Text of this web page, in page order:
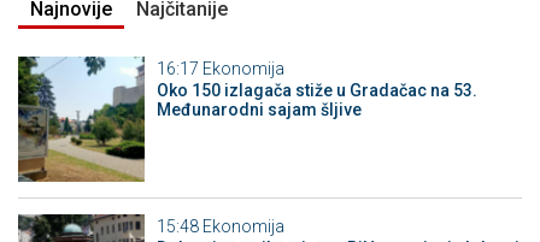
Najnovije Najčitanije
16:17 Ekonomija
Oko 150 izlagača stiže u Gradačac na 53.
Međunarodni sajam šljive
15:48 Ekonomija